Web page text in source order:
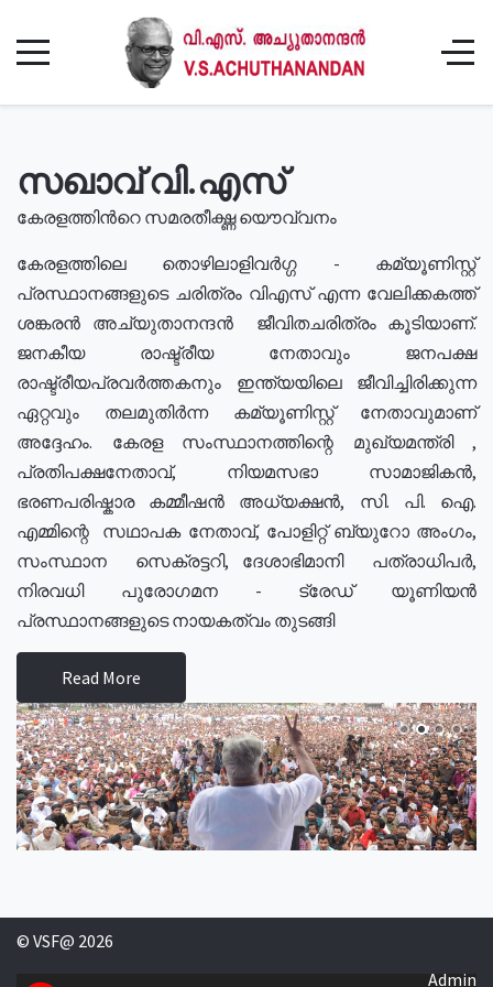
സഖാവ് വി.എസ്
കേരളത്തിൻറെ സമരതീക്ഷ്ണ യൌവ്വനം
കേരളത്തിലെ തൊഴിലാളിവർഗ്ഗ - കമ്യൂണിസ്റ്റ്
പ്രസ്ഥാനങ്ങളുടെ ചരിത്രം വിഎസ് എന്ന വേലിക്കകത്ത്
ശങ്കരൻ അച്യുതാനന്ദൻ ജീവിതചരിത്രം കൂടിയാണ്.
ജനകീയ രാഷ്ട്രീയ നേതാവും ജനപക്ഷ
രാഷ്ട്രീയപ്രവർത്തകനും ഇന്ത്യയിലെ ജീവിച്ചിരിക്കുന്ന
ഏറ്റവും തലമുതിർന്ന കമ്യൂണിസ്റ്റ് നേതാവുമാണ്
അദ്ദേഹം. കേരള സംസ്ഥാനത്തിന്റെ മുഖ്യമന്ത്രി ,
പ്രതിപക്ഷനേതാവ്, നിയമസഭാ സാമാജികൻ,
ഭരണപരിഷ്കാര കമ്മീഷൻ അധ്യക്ഷൻ, സി. പി. ഐ.
എമ്മിന്റെ സഥാപക നേതാവ്, പോളിറ്റ് ബ്യുറോ അംഗം,
സംസ്ഥാന സെക്രട്ടറി, ദേശാഭിമാനി പത്രാധിപർ,
നിരവധി പുരോഗമന - ട്രേഡ് യൂണിയൻ
പ്രസ്ഥാനങ്ങളുടെ നായകത്വം തുടങ്ങി
Read More
© VSF@ 2026
Admin